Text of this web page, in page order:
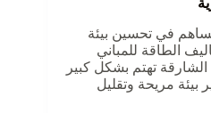
في تحسين بيئة
الطاقة للمباني
الشارقة تهتم بشكل كبير
بيئة مريحة وتقليل